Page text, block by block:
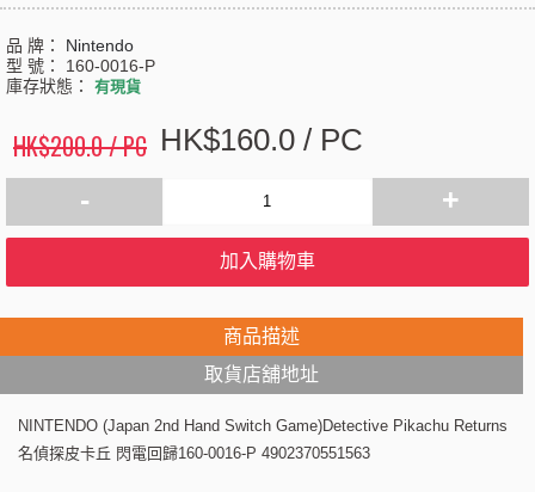
品 牌： Nintendo
型 號： 160-0016-P
庫存狀態： 有現貨
HK$200.0 / PC HK$160.0 / PC
- +
加入購物車
商品描述
取貨店舖地址
NINTENDO (Japan 2nd Hand Switch Game)Detective Pikachu Returns
名偵探皮卡丘 閃電回歸160-0016-P 4902370551563